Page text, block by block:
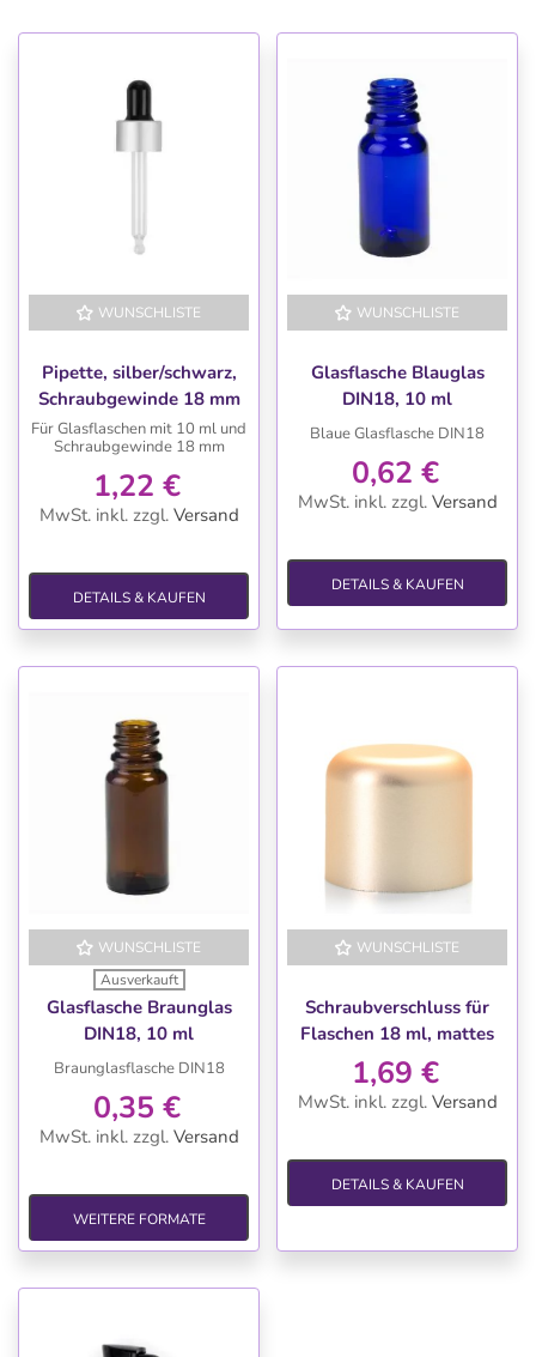
WUNSCHLISTE
Pipette, silber/schwarz,
Schraubgewinde 18 mm
Für Glasflaschen mit 10 ml und
Schraubgewinde 18 mm
1,22 €
MwSt. inkl. zzgl. Versand
DETAILS & KAUFEN
WUNSCHLISTE
Glasflasche Blauglas
DIN18, 10 ml
Blaue Glasflasche DIN18
0,62 €
MwSt. inkl. zzgl. Versand
DETAILS & KAUFEN
WUNSCHLISTE
Ausverkauft
Glasflasche Braunglas
DIN18, 10 ml
Braunglasflasche DIN18
0,35 €
MwSt. inkl. zzgl. Versand
WEITERE FORMATE
WUNSCHLISTE
Schraubverschluss für
Flaschen 18 ml, mattes
Gold
1,69 €
MwSt. inkl. zzgl. Versand
DETAILS & KAUFEN